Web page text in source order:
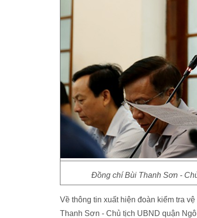
Đồng chí Bùi Thanh Sơn -
Về thông tin xuất hiện đoàn kiểm tra
Thanh Sơn - Chủ tịch UBND quận